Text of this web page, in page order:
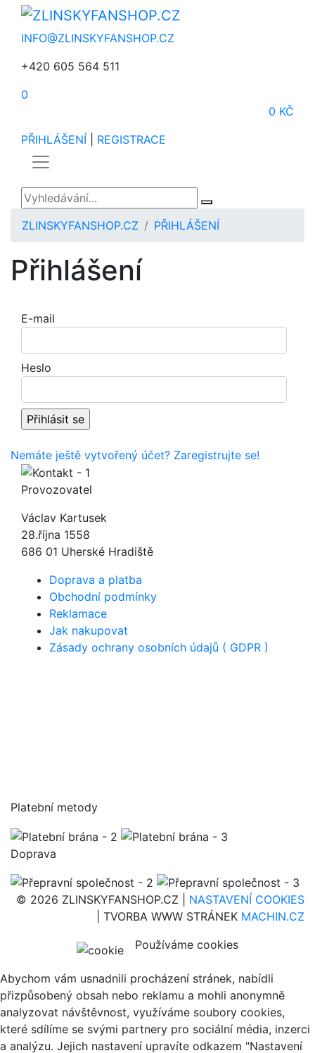
INFO@ZLINSKYFANSHOP.CZ
+420 605 564 511
0
0 KČ
PŘIHLÁŠENÍ
REGISTRACE
ZLINSKYFANSHOP.CZ PŘIHLÁŠENÍ
Přihlášení
E-mail
Heslo
Nemáte ještě vytvořený účet? Zaregistrujte se!
Provozovatel
Václav Kartusek
28.října 1558
686 01 Uherské Hradiště
Doprava a platba
Obchodní podmínky
Reklamace
Jak nakupovat
Zásady ochrany osobních údajů ( GDPR )
Platební metody
Doprava
© 2026 ZLINSKYFANSHOP.CZ | NASTAVENÍ COOKIES
| TVORBA WWW STRÁNEK MACHIN.CZ
Používáme cookies
Abychom vám usnadnili procházení stránek, nabídli
přizpůsobený obsah nebo reklamu a mohli anonymně
analyzovat návštěvnost, využíváme soubory cookies,
které sdílíme se svými partnery pro sociální média, inzerci
a analýzu. Jejich nastavení upravíte odkazem "Nastavení